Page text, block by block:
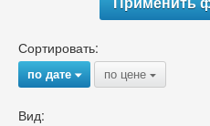
Сортировать:
по дате{ по цене {
Вид: